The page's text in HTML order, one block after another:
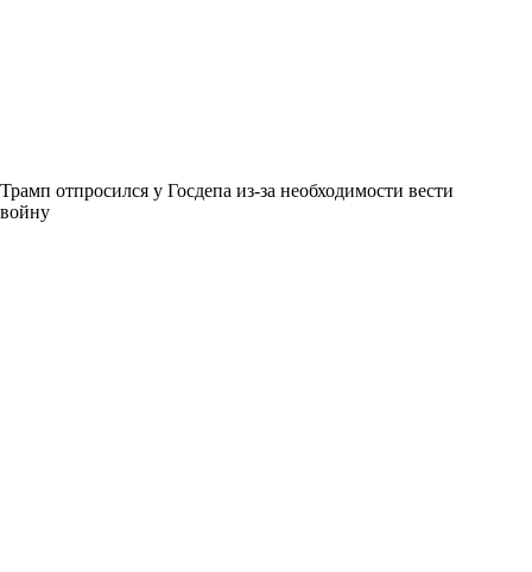
Трамп отпросился у Госдепа из-за необходимости вести
войну